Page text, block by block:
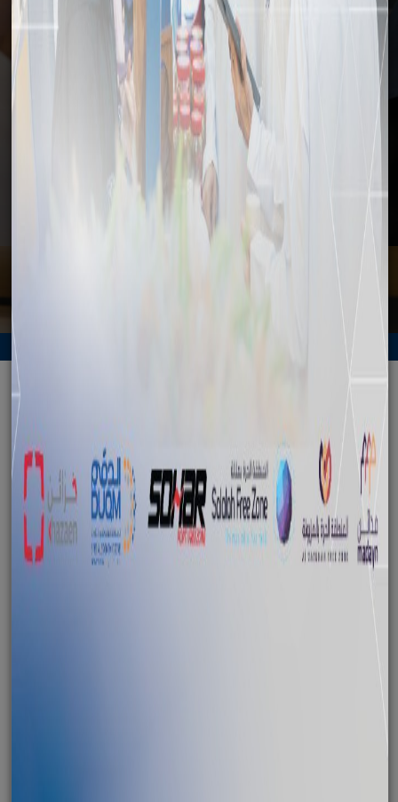
وسائل الإعلام
الرئيسية وسائل الإعلام
الأخبار
تدشين حزمة من الخدمات الرقمية جديدة بالمنطقة الاقتصادية الخاصة
بالدقم
الرجوع
تدشين حزمة من الخدمات الرقمية جديدة
بالمنطقة الاقتصادية الخاصة بالدقم
October 09, 2023